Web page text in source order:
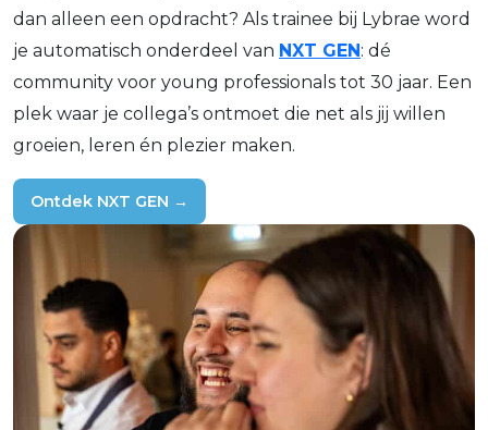
dan alleen een opdracht? Als trainee bij Lybrae word
je automatisch onderdeel van NXT GEN : dé
community voor young professionals tot 30 jaar. Een
plek waar je collega’s ontmoet die net als jij willen
groeien, leren én plezier maken.
Ontdek NXT GEN →